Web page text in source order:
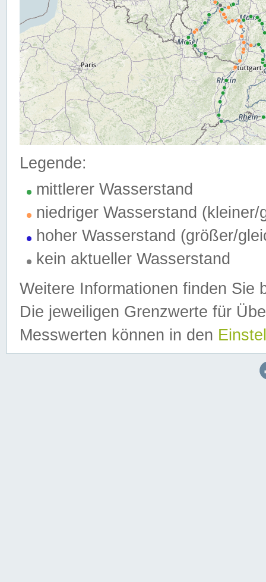
Legende:
mittlerer Wasserstand
niedriger Wasserstand (kleiner/
hoher Wasserstand (größer/
kein aktueller Wasserstand
Weitere Informationen finden Sie
Die jeweiligen Grenzwerte für
Messwerten können in den